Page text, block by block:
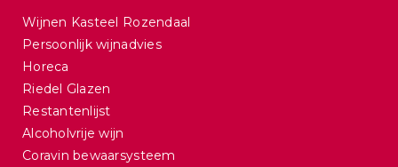
Wijnen Kasteel Rozendaal
Persoonlijk wijnadvies
Horeca
Riedel Glazen
Restantenlijst
Alcoholvrije wijn
Coravin bewaarsysteem